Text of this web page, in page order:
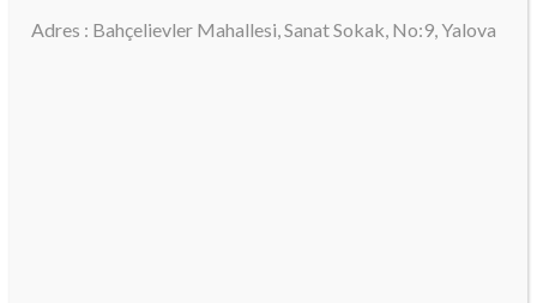
Adres : Bahçelievler Mahallesi, Sanat Sokak, No:9, Yalova